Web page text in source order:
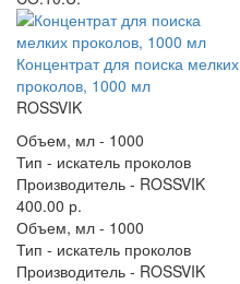
Концентрат для поиска мелких
проколов, 1000 мл
ROSSVIK
Объем, мл - 1000
Тип - искатель проколов
Производитель - ROSSVIK
400.00 р.
Объем, мл - 1000
Тип - искатель проколов
Производитель - ROSSVIK